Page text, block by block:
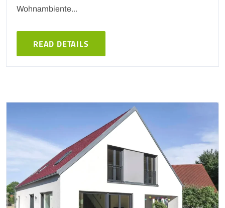
Wohnambiente...
READ DETAILS